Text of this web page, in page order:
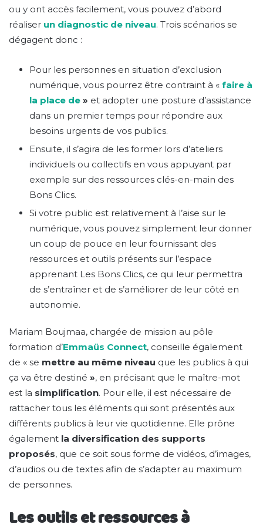
ou y ont accès facilement, vous pouvez d’abord
réaliser un diagnostic de niveau. Trois scénarios se
dégagent donc :
Pour les personnes en situation d’exclusion
numérique, vous pourrez être contraint à « faire à
la place de » et adopter une posture d’assistance
dans un premier temps pour répondre aux
besoins urgents de vos publics.
Ensuite, il s’agira de les former lors d’ateliers
individuels ou collectifs en vous appuyant par
exemple sur des ressources clés-en-main des
Bons Clics.
Si votre public est relativement à l’aise sur le
numérique, vous pouvez simplement leur donner
un coup de pouce en leur fournissant des
ressources et outils présents sur l’espace
apprenant Les Bons Clics, ce qui leur permettra
de s’entraîner et de s’améliorer de leur côté en
autonomie.
Mariam Boujmaa, chargée de mission au pôle
formation d’Emmaüs Connect, conseille également
de « se mettre au même niveau que les publics à qui
ça va être destiné », en précisant que le maître-mot
est la simplification. Pour elle, il est nécessaire de
rattacher tous les éléments qui sont présentés aux
différents publics à leur vie quotidienne. Elle prône
également la diversification des supports
proposés, que ce soit sous forme de vidéos, d’images,
d’audios ou de textes afin de s’adapter au maximum
de personnes.
Les outils et ressources à